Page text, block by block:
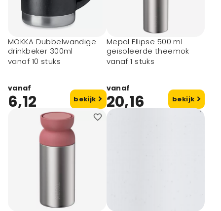
MOKKA Dubbelwandige
drinkbeker 300ml
vanaf 10 stuks
vanaf
6,12 bekijk
Mepal Ellipse 500 ml
geïsoleerde theemok
vanaf 1 stuks
vanaf
20,16 bekijk